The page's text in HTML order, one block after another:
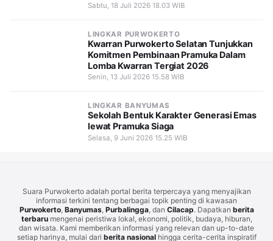
Sabtu, 18 Juli 2026 18.03 WIB
LINGKAR PURWOKERTO
Kwarran Purwokerto Selatan Tunjukkan
Komitmen Pembinaan Pramuka Dalam
Lomba Kwarran Tergiat 2026
Senin, 13 Juli 2026 15.58 WIB
LINGKAR BANYUMAS
Sekolah Bentuk Karakter Generasi Emas
lewat Pramuka Siaga
Selasa, 9 Juni 2026 15.25 WIB
Suara Purwokerto adalah portal berita terpercaya yang menyajikan
informasi terkini tentang berbagai topik penting di kawasan
Purwokerto, Banyumas, Purbalingga, dan Cilacap. Dapatkan berita
terbarumengenai peristiwa lokal, ekonomi, politik, budaya, hiburan,
dan wisata. Kami memberikan informasi yang relevan dan up-to-date
setiap harinya, mulai dari berita nasionalhingga cerita-cerita inspiratif